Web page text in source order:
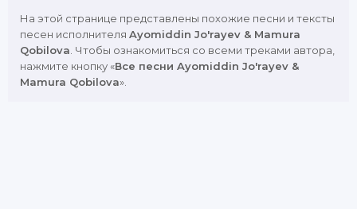
На этой странице представлены похожие песни и тексты
песен исполнителя Ayomiddin Jo'rayev & Mamura
Qobilova . Чтобы ознакомиться со всеми треками автора,
нажмите кнопку «Все песни Ayomiddin Jo'rayev &
Mamura Qobilova».